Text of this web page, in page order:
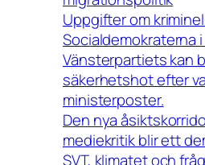
Uppgifter om
Socialdemokraterna
Vänsterpartiets kan
säkerhetshot efter
ministerposter.
Den nya
mediekritik blir ett
SVT, klimatet och